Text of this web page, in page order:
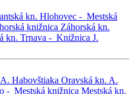
kn. Hlohovec - Mestská
knižnica Záhorská kn.
kn. Trnava - Knižnica J.
Habovštiaka Oravská kn. A.
- Mestská knižnica Mestská kn.